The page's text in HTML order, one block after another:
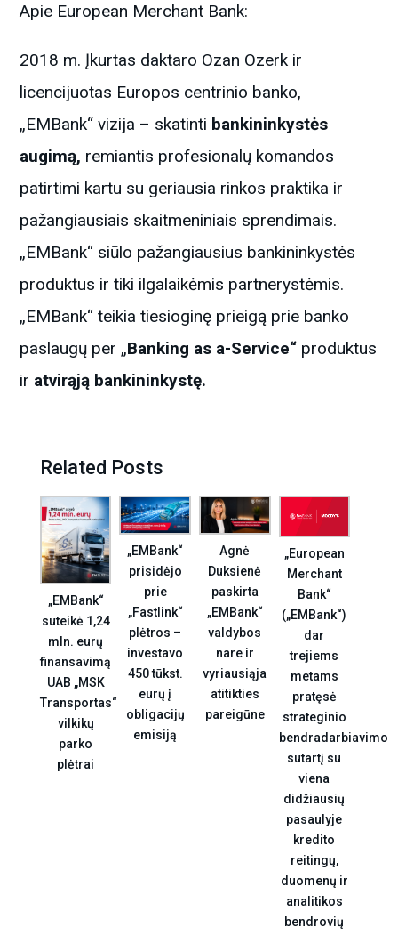
Apie European Merchant Bank:
2018 m. Įkurtas daktaro Ozan Ozerk ir
licencijuotas Europos centrinio banko,
„EMBank“ vizija – skatinti bankininkystės
augimą, remiantis profesionalų komandos
patirtimi kartu su geriausia rinkos praktika ir
pažangiausiais skaitmeniniais sprendimais.
„EMBank“ siūlo pažangiausius bankininkystės
produktus ir tiki ilgalaikėmis partnerystėmis.
„EMBank“ teikia tiesioginę prieigą prie banko
paslaugų per „Banking as a-Service“ produktus
ir atvirąją bankininkystę.
Related Posts
„EMBank“
suteikė 1,24
mln. eurų
finansavimą
UAB „MSK
Transportas“
vilkikų
parko
plėtrai
„EMBank“
prisidėjo
prie
„Fastlink“
plėtros –
investavo
450 tūkst.
eurų į
obligacijų
emisiją
Agnė
Duksienė
paskirta
„EMBank“
valdybos
nare ir
vyriausiąja
atitikties
pareigūne
„European
Merchant
Bank“
(„EMBank“)
dar
trejiems
metams
pratęsė
strateginio
bendradarbiavimo
sutartį su
viena
didžiausių
pasaulyje
kredito
reitingų,
duomenų ir
analitikos
bendrovių